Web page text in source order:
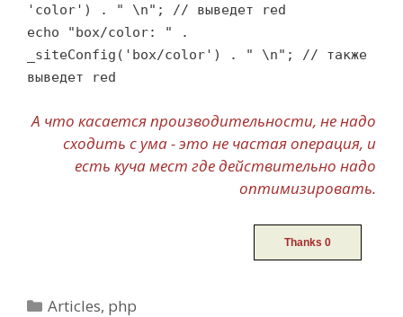
'color') . " \n"; // выведет red
echo "box/color: " .
_siteConfig('box/color') . " \n"; // также
выведет red
А что касается производительности, не надо
сходить с ума - это не частая операция, и
есть куча мест где действительно надо
оптимизировать.
Categories
Articles, php